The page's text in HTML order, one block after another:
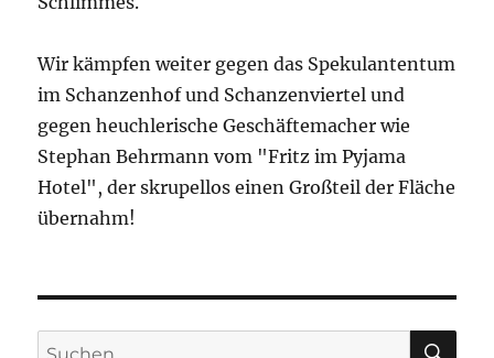
Wir kämpfen weiter gegen das Spekulantentum
im Schanzenhof und Schanzenviertel und
gegen heuchlerische Geschäftemacher wie
Stephan Behrmann vom "Fritz im Pyjama
Hotel", der skrupellos einen Großteil der Fläche
übernahm!
Suchen